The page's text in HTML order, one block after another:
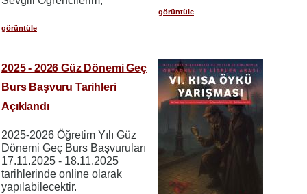
görüntüle
görüntüle
2025 - 2026 Güz Dönemi Geç
Burs Başvuru Tarihleri
Açıklandı
2025-2026 Öğretim Yılı Güz
Dönemi Geç Burs Başvuruları
17.11.2025 - 18.11.2025
tarihlerinde online olarak
yapılabilecektir.